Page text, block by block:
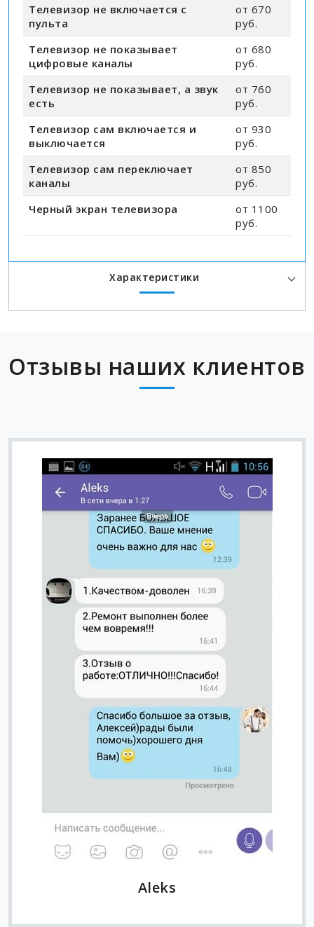
Телевизор не включается с
пульта
от 670
руб.
Телевизор не показывает
цифровые каналы
от 680
руб.
Телевизор не показывает, а звук
есть
от 760
руб.
Телевизор сам включается и
выключается
от 930
руб.
Телевизор сам переключает
каналы
от 850
руб.
Черный экран телевизора
от 1100
руб.
Характеристики
Отзывы наших клиентов